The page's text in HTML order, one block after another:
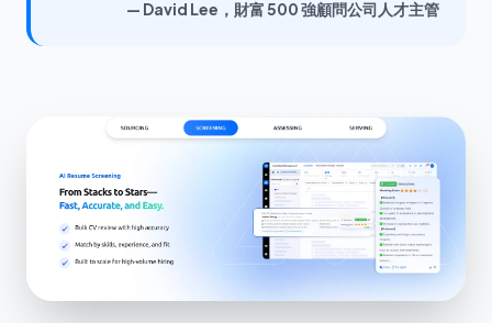
— David Lee，財富 500 強顧問公司人才主管